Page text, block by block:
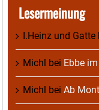
Lesermeinung
I.Heinz und Gatte
Michl bei Ebbe
Michl bei Ab